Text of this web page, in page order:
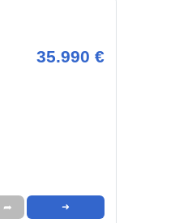
35.990 €
➦ ➜